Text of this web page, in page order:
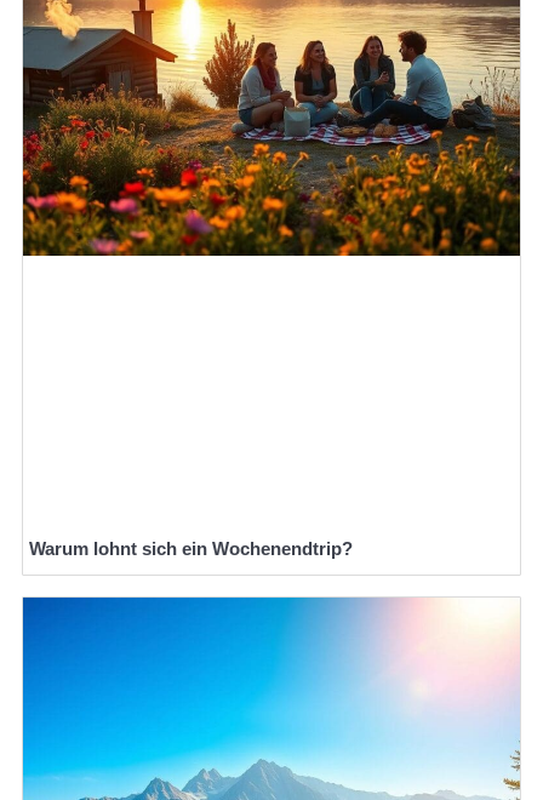
Warum lohnt sich ein Wochenendtrip?